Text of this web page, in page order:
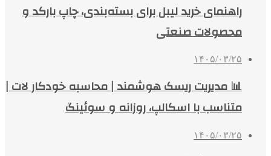
راهنمای خرید لیبل برای بسته‌بندی، چاپ بارکد و
محصولات صنعتی
۱۴۰۵/۰۳/۲۵
📊 مدیریت ریسک هوشمند | محاسبه خودکار لات |
متناسب با اسکالپ، روزانه و سوئینگ
۱۴۰۵/۰۳/۲۵